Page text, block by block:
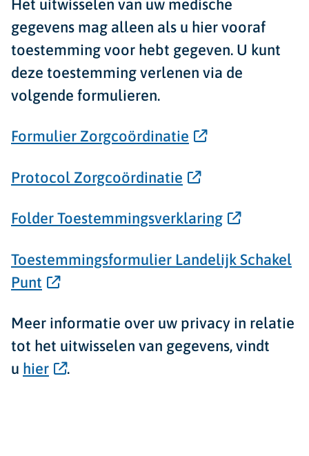
Het uitwisselen van uw medische
gegevens mag alleen als u hier vooraf
toestemming voor hebt gegeven. U kunt
deze toestemming verlenen via de
volgende formulieren.
Formulier Zorgcoördinatie
Protocol Zorgcoördinatie
Folder Toestemmingsverklaring
Toestemmingsformulier Landelijk Schakel
Punt
Meer informatie over uw privacy in relatie
tot het uitwisselen van gegevens, vindt
u hier .